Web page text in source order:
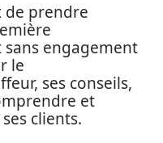
de prendre
engagement
le
ses conseils,
et
clients.